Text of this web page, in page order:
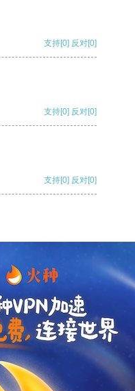
支持[0] 反对[0]
支持[0] 反对[0]
支持[0] 反对[0]
支持 [0] 反对 [0]
支持